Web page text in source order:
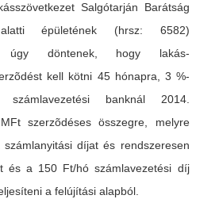
Salgótarján Barátság
épületének (hrsz: 6582)
úgy döntenek, hogy lakás-
kell kötni 45 hónapra, 3 %-
banknál 2014.
szerzõdéses összegre, melyre
díjat és rendszeresen
és a 150 Ft/hó számlavezetési díj
a felújítási alapból.